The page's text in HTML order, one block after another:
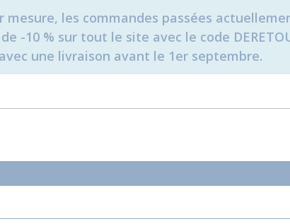
les commandes passées
% sur tout le site avec le code
une livraison avant le 1er septembre.